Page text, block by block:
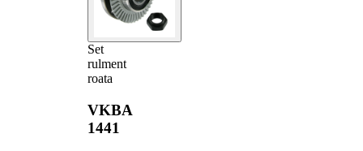
Set
rulment
roata
VKBA
1441